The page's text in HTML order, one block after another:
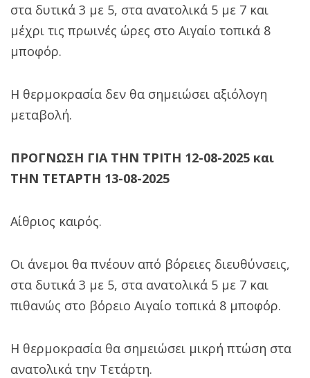
στα δυτικά 3 με 5, στα ανατολικά 5 με 7 και
μέχρι τις πρωινές ώρες στο Αιγαίο τοπικά 8
μποφόρ.
Η θερμοκρασία δεν θα σημειώσει αξιόλογη
μεταβολή.
ΠΡΟΓΝΩΣΗ ΓΙΑ ΤΗΝ ΤΡΙΤΗ 12-08-2025 και
ΤΗΝ ΤΕΤΑΡΤΗ 13-08-2025
Αίθριος καιρός.
Οι άνεμοι θα πνέουν από βόρειες διευθύνσεις,
στα δυτικά 3 με 5, στα ανατολικά 5 με 7 και
πιθανώς στο βόρειο Αιγαίο τοπικά 8 μποφόρ.
Η θερμοκρασία θα σημειώσει μικρή πτώση στα
ανατολικά την Τετάρτη.